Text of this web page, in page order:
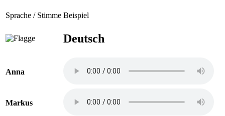
Sprache / Stimme Beispiel
Deutsch
Anna
Markus